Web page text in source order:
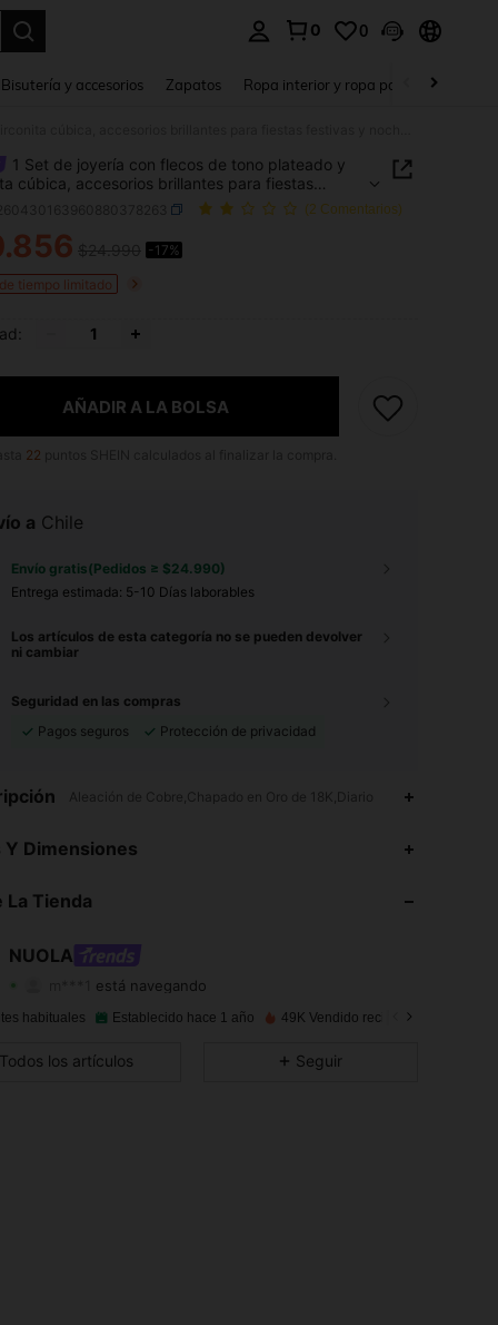
0 0
Bisutería y accesorios Zapatos Ropa interior y ropa para dormir
1 Set de joyería con flecos de tono plateado y
cúbica, accesorios brillantes para fiestas
(2 Comentarios)
AND AVAILABILITY
-17%
tiempo limitado
AÑADIR A LA BOLSA
22
a Chile
Envío gratis(Pedidos ≥ $24.990)
Entrega estimada: 5-10 Días laborables
Los artículos de esta categoría no se pueden devolver
ni cambiar
Seguridad en las compras
Pagos seguros
Protección de privacidad
Aleación de Cobre,Chapado en Oro de 18K,Diario
Y Dimensiones
La Tienda
NUOLA
4,93
m***1está navegando
4,93 Calificación 239Artículos
habituales Establecido hace 1 año 49K Vendido recientemente
Todos los artículos Seguir